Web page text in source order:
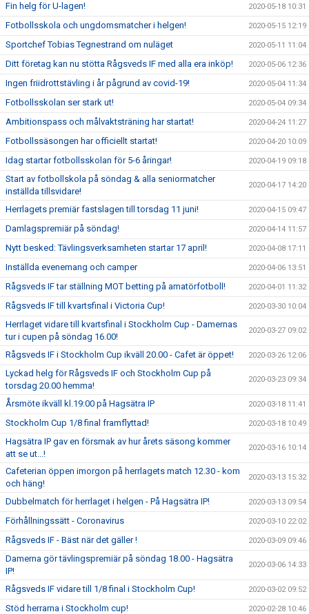
Fin helg för U-lagen! 2020-05-18 10:31
Fotbollsskola och ungdomsmatcher i helgen! 2020-05-15 12:19
Sportchef Tobias Tegnestrand om nuläget 2020-05-11 11:04
Ditt företag kan nu stötta Rågsveds IF med alla era inköp! 2020-05-06 12:36
Ingen friidrottstävling i år pågrund av covid-19! 2020-05-04 11:34
Fotbollsskolan ser stark ut! 2020-05-04 09:34
Ambitionspass och målvaktsträning har startat! 2020-04-24 11:27
Fotbollssäsongen har officiellt startat! 2020-04-20 10:09
Idag startar fotbollsskolan för 5-6 åringar! 2020-04-19 09:18
Start av fotbollskola på söndag & alla seniormatcher
inställda tillsvidare!
2020-04-17 14:20
Herrlagets premiär fastslagen till torsdag 11 juni! 2020-04-15 09:47
Damlagspremiär på söndag! 2020-04-14 11:57
Nytt besked: Tävlingsverksamheten startar 17 april! 2020-04-08 17:11
Inställda evenemang och camper 2020-04-06 13:51
Rågsveds IF tar ställning MOT betting på amatörfotboll! 2020-04-01 11:32
Rågsveds IF till kvartsfinal i Victoria Cup! 2020-03-30 10:04
Herrlaget vidare till kvartsfinal i Stockholm Cup - Damernas
tur i cupen på söndag 16.00!
2020-03-27 09:02
Rågsveds IF i Stockholm Cup ikväll 20.00 - Cafet är öppet! 2020-03-26 12:06
Lyckad helg för Rågsveds IF och Stockholm Cup på
torsdag 20.00 hemma!
2020-03-23 09:34
Årsmöte ikväll kl.19:00 på Hagsätra IP 2020-03-18 11:41
Stockholm Cup 1/8 final framflyttad! 2020-03-18 10:49
Hagsätra IP gav en försmak av hur årets säsong kommer
att se ut...!
2020-03-16 10:14
Cafeterian öppen imorgon på herrlagets match 12.30 - kom
och häng!
2020-03-13 15:32
Dubbelmatch för herrlaget i helgen - På Hagsätra IP! 2020-03-13 09:54
Förhållningssätt - Coronavirus 2020-03-10 22:02
Rågsveds IF - Bäst när det gäller ! 2020-03-09 09:46
Damerna gör tävlingspremiär på söndag 18.00 - Hagsätra
IP!
2020-03-06 14:33
Rågsveds IF vidare till 1/8 final i Stockholm Cup! 2020-03-02 09:52
Stöd herrarna i Stockholm cup! 2020-02-28 10:46